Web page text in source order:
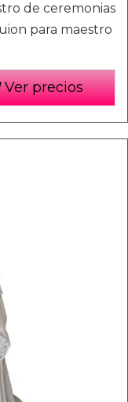
de ceremonias
para maestro
Ver precios